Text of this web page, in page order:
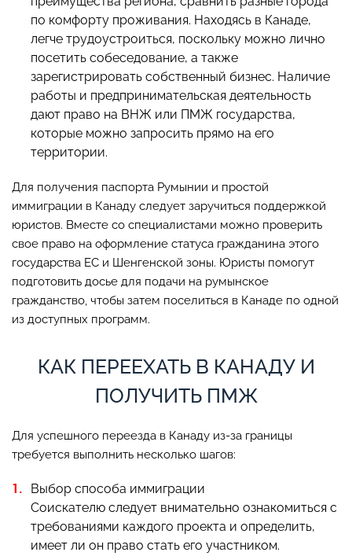
по комфорту проживания. Находясь в Канаде,
легче трудоустроиться, поскольку можно лично
посетить собеседование, а также
зарегистрировать собственный бизнес. Наличие
работы и предпринимательская деятельность
дают право на ВНЖ или ПМЖ государства,
которые можно запросить прямо на его
территории.
Для получения паспорта Румынии и простой
иммиграции в Канаду следует заручиться поддержкой
юристов. Вместе со специалистами можно проверить
свое право на оформление статуса гражданина этого
государства ЕС и Шенгенской зоны. Юристы помогут
подготовить досье для подачи на румынское
гражданство, чтобы затем поселиться в Канаде по одной
из доступных программ.
КАК ПЕРЕЕХАТЬ В КАНАДУ И
ПОЛУЧИТЬ ПМЖ
Для успешного переезда в Канаду из-за границы
требуется выполнить несколько шагов:
Выбор способа иммиграции
Соискателю следует внимательно ознакомиться с
требованиями каждого проекта и определить,
имеет ли он право стать его участником.